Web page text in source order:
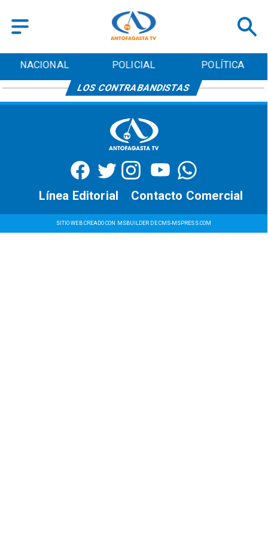
NACIONAL POLICIAL POLÍTICA
LOS CONTRABANDISTAS
SITIO WEB CREADO CON MSBUILDER DE CMS-MSPRESS.COM
Contacto Comercial
Línea Editorial